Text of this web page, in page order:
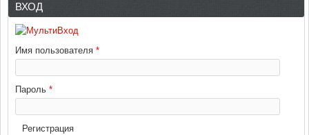
ВХОД
Имя пользователя *
Пароль *
Регистрация